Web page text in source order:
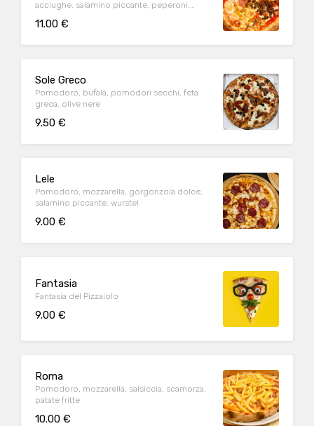
acciughe, salamino piccante, peperoni,
11.00 €
Sole Greco
Pomodoro, bufala, pomodori secchi, feta
greca, olive nere
9.50 €
Lele
Pomodoro, mozzarella, gorgonzola dolce,
salamino piccante, wurstel
9.00 €
Fantasia
Fantasia del Pizzaiolo
9.00 €
Roma
Pomodoro, mozzarella, salsiccia, scamorza,
patate fritte
10.00 €